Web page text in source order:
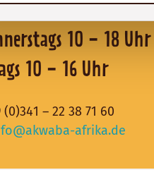
Sie
10 -
10 - 16 Uhr
(0)341 – 22 38 71 60
afrika.de